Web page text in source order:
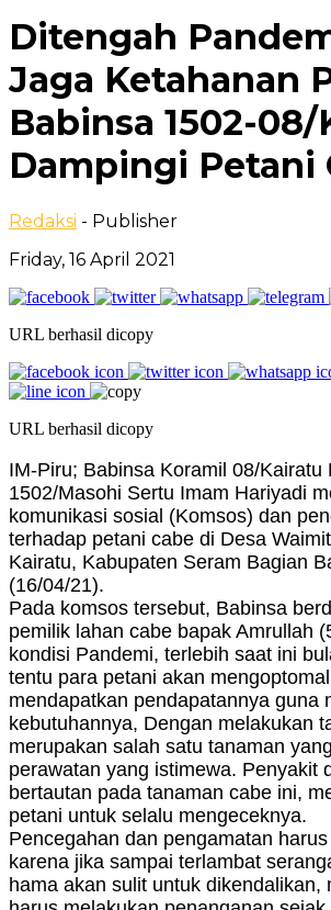
Ditengah
Jaga Ketahanan
Babinsa 1502-
Dampingi Petani
Redaksi - Publisher
Friday, 16 April 2021
URL berhasil dicopy
URL berhasil dicopy
IM-Piru; Babinsa Koramil 08/Kairatu
1502/Masohi Sertu Imam Hariyadi
komunikasi sosial (Komsos) dan
terhadap petani cabe di Desa
Kairatu, Kabupaten Seram Bagian
(16/04/21).
Pada komsos tersebut, Babinsa
pemilik lahan cabe bapak Amrullah
kondisi Pandemi, terlebih saat ini
tentu para petani akan
mendapatkan pendapatannya guna
kebutuhannya, Dengan melakukan
merupakan salah satu tanaman
perawatan yang istimewa. Penyakit
bertautan pada tanaman cabe ini,
petani untuk selalu mengeceknya.
Pencegahan dan pengamatan
karena jika sampai terlambat
hama akan sulit untuk dikendalikan,